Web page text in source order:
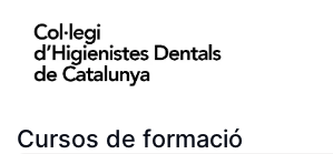
Cursos de formació